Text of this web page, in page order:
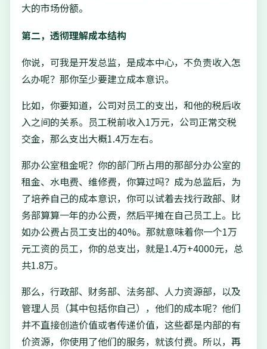
大的市场份额。
第二，透彻理解成本结构
你说，可我是开发总监，是成本中心，不负责收入怎
么办呢？那你至少要建立成本意识。
比如，你要知道，公司对员工的支出，和他的税后收
入之间的关系。员工税前收入1万元，公司正常交税
交金，那么支出大概1.4万左右。
那办公室租金呢？你的部门所占用的那部分办公室的
租金、水电费、维修费，你算过吗？成为总监后，为
了培养自己的成本意识，你可以试着去找行政部、财
务部算算一年的办公费，然后平摊在自己员工上。比
如办公费占员工支出的40%。那就意味着你一个1万
元工资的员工，你的总支出，就是1.4万+4000元，总
共1.8万。
那么，行政部、财务部、法务部、人力资源部，以及
管理人员（其中包括你自己），他们的成本呢？他们
并不直接创造价值或者传递价值，这些都是内部的有
价资源，你使用了他们的服务，就该付费。所以，再